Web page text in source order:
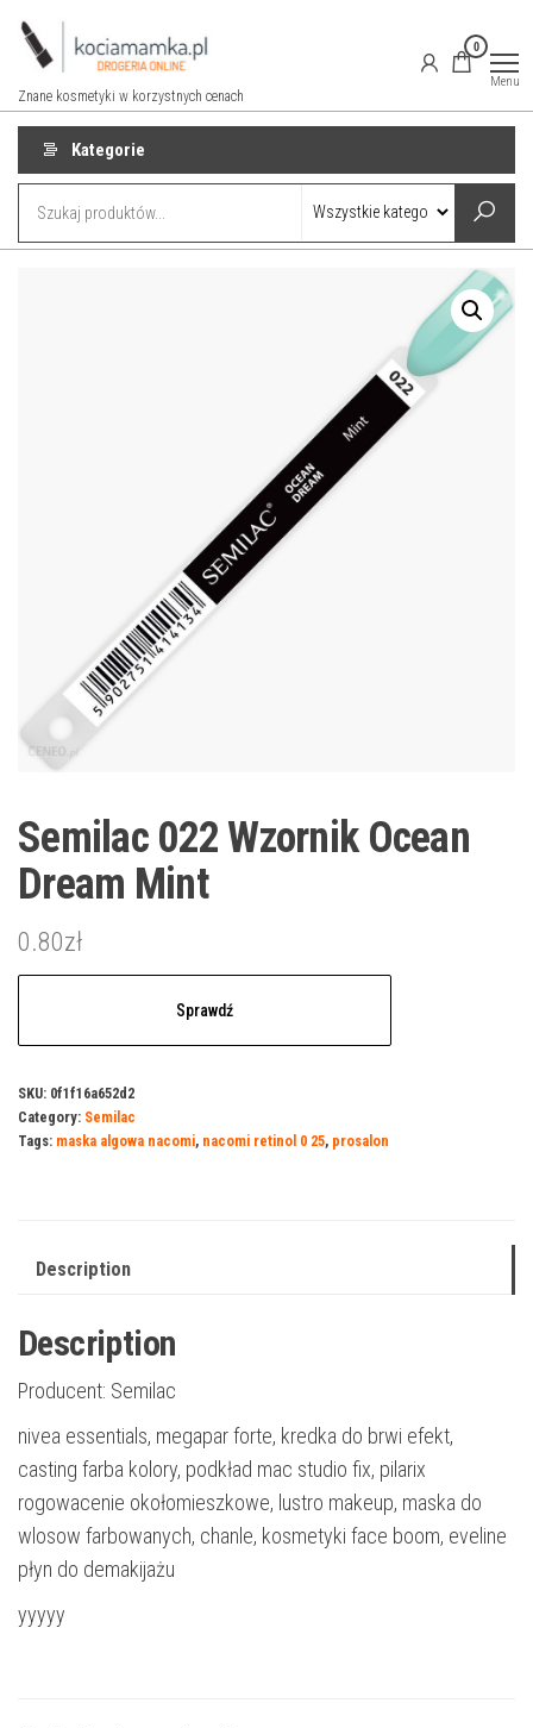
Przejdź
Znane kosmetyki w korzystnych cenach
0
Menu
Kategorie
Semilac 022 Wzornik Ocean
Dream Mint
0.80zł
Sprawdź
SKU: 0f1f16a652d2
Category: Semilac
Tags: maska algowa nacomi, nacomi retinol 0 25, prosalon
Description
Description
Producent: Semilac
nivea essentials, megapar forte, kredka do brwi efekt,
casting farba kolory, podkład mac studio fix, pilarix
rogowacenie okołomieszkowe, lustro makeup, maska do
wlosow farbowanych, chanle, kosmetyki face boom, eveline
płyn do demakijażu
yyyyy